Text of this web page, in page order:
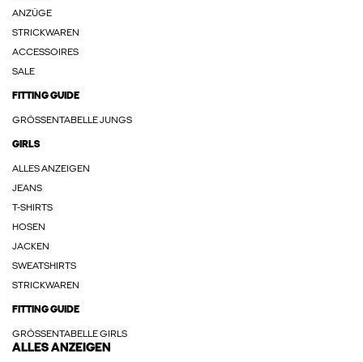
ANZÜGE
STRICKWAREN
ACCESSOIRES
SALE
FITTING GUIDE
GRÖSSENTABELLE JUNGS
GIRLS
ALLES ANZEIGEN
JEANS
T-SHIRTS
HOSEN
JACKEN
SWEATSHIRTS
STRICKWAREN
FITTING GUIDE
GRÖSSENTABELLE GIRLS
ALLES ANZEIGEN